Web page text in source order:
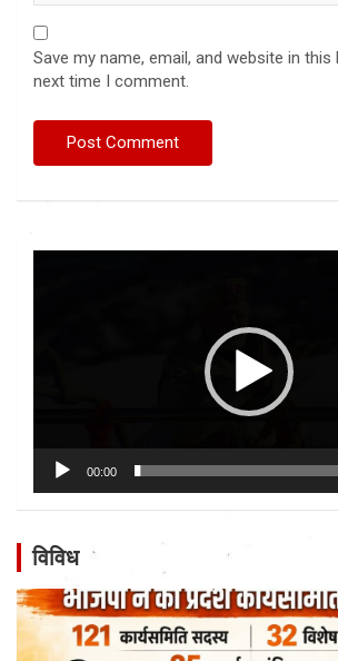
Save my name, email, and website in
next time I comment.
00:00
विविध